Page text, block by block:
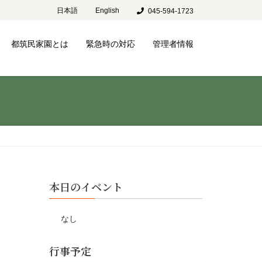
日本語 English 045-594-1723
都筑民家園とは 緊急時の対応 管理者情報
本日のイベント
なし
行事予定